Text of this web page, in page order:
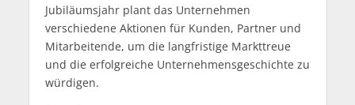
Jubiläumsjahr plant das Unternehmen
verschiedene Aktionen für Kunden, Partner und
Mitarbeitende, um die langfristige Markttreue
und die erfolgreiche Unternehmensgeschichte zu
würdigen.